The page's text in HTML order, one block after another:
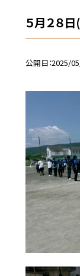
５月２８
公開日 2025/